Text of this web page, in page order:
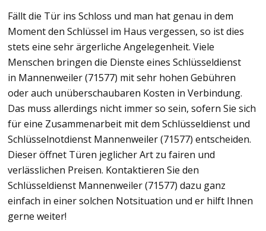
Fällt die Tür ins Schloss und man hat genau in dem
Moment den Schlüssel im Haus vergessen, so ist dies
stets eine sehr ärgerliche Angelegenheit. Viele
Menschen bringen die Dienste eines Schlüsseldienst
in Mannenweiler (71577) mit sehr hohen Gebühren
oder auch unüberschaubaren Kosten in Verbindung.
Das muss allerdings nicht immer so sein, sofern Sie sich
für eine Zusammenarbeit mit dem Schlüsseldienst und
Schlüsselnotdienst Mannenweiler (71577) entscheiden.
Dieser öffnet Türen jeglicher Art zu fairen und
verlässlichen Preisen. Kontaktieren Sie den
Schlüsseldienst Mannenweiler (71577) dazu ganz
einfach in einer solchen Notsituation und er hilft Ihnen
gerne weiter!